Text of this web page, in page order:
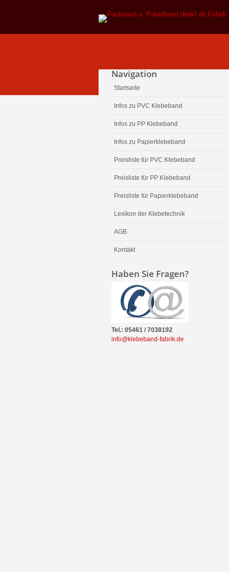
Navigation
Startseite
Infos zu PVC Klebeband
Infos zu PP Klebeband
Infos zu Papierklebeband
Preisliste für PVC Klebeband
Preisliste für PP Klebeband
Preisliste für Papierklebeband
Lexikon der Klebetechnik
AGB
Kontakt
Haben Sie Fragen?
Tel.: 05461 / 7038192
info@klebeband-fabrik.de